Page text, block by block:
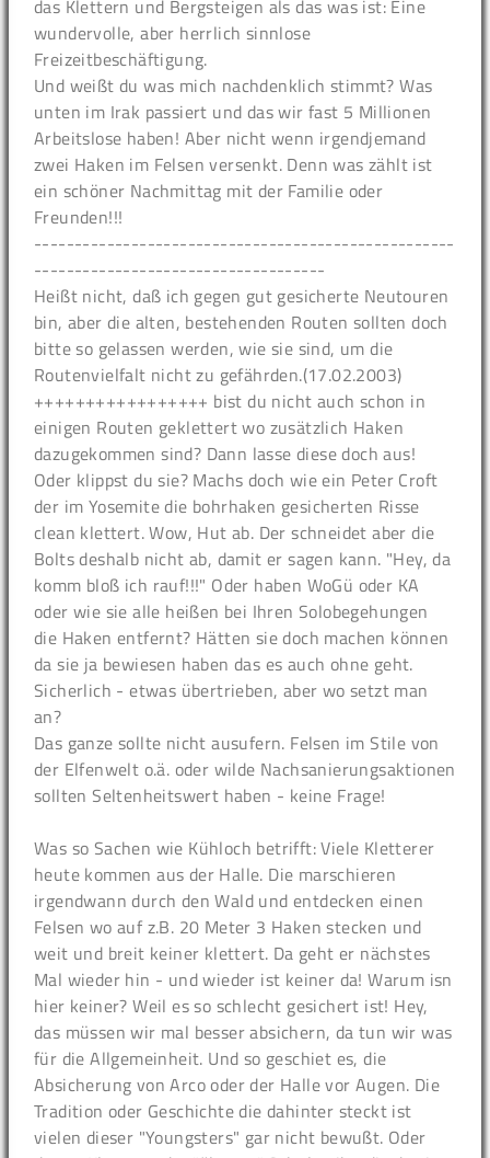
das Klettern und Bergsteigen als das was ist: Eine
wundervolle, aber herrlich sinnlose
Freizeitbeschäftigung.
Und weißt du was mich nachdenklich stimmt? Was
unten im Irak passiert und das wir fast 5 Millionen
Arbeitslose haben! Aber nicht wenn irgendjemand
zwei Haken im Felsen versenkt. Denn was zählt ist
ein schöner Nachmittag mit der Familie oder
Freunden!!!
----------------------------------------------------
------------------------------------
Heißt nicht, daß ich gegen gut gesicherte Neutouren
bin, aber die alten, bestehenden Routen sollten doch
bitte so gelassen werden, wie sie sind, um die
Routenvielfalt nicht zu gefährden.(17.02.2003)
+++++++++++++++++ bist du nicht auch schon in
einigen Routen geklettert wo zusätzlich Haken
dazugekommen sind? Dann lasse diese doch aus!
Oder klippst du sie? Machs doch wie ein Peter Croft
der im Yosemite die bohrhaken gesicherten Risse
clean klettert. Wow, Hut ab. Der schneidet aber die
Bolts deshalb nicht ab, damit er sagen kann. "Hey, da
komm bloß ich rauf!!!" Oder haben WoGü oder KA
oder wie sie alle heißen bei Ihren Solobegehungen
die Haken entfernt? Hätten sie doch machen können
da sie ja bewiesen haben das es auch ohne geht.
Sicherlich - etwas übertrieben, aber wo setzt man
an?
Das ganze sollte nicht ausufern. Felsen im Stile von
der Elfenwelt o.ä. oder wilde Nachsanierungsaktionen
sollten Seltenheitswert haben - keine Frage!
Was so Sachen wie Kühloch betrifft: Viele Kletterer
heute kommen aus der Halle. Die marschieren
irgendwann durch den Wald und entdecken einen
Felsen wo auf z.B. 20 Meter 3 Haken stecken und
weit und breit keiner klettert. Da geht er nächstes
Mal wieder hin - und wieder ist keiner da! Warum isn
hier keiner? Weil es so schlecht gesichert ist! Hey,
das müssen wir mal besser absichern, da tun wir was
für die Allgemeinheit. Und so geschiet es, die
Absicherung von Arco oder der Halle vor Augen. Die
Tradition oder Geschichte die dahinter steckt ist
vielen dieser "Youngsters" gar nicht bewußt. Oder